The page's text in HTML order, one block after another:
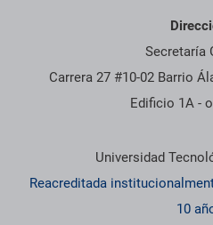
Secretaría
Carrera 27 #10-02 Barrio
Edificio 1A -
Información
Universidad
Reacreditada
10